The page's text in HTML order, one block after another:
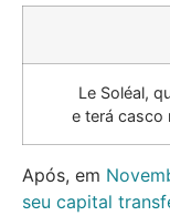
Le Soléal,
e terá casco
Após, em
seu capital